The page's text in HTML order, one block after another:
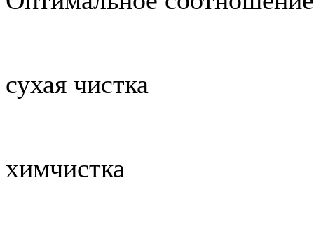
сухая чистка
химчистка